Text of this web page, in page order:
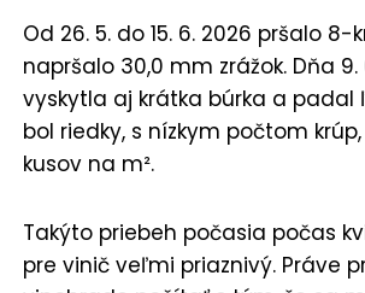
Od 26. 5. do 15. 6. 2026 pršalo
napršalo 30,0 mm zrážok. Dňa 9.
vyskytla aj krátka búrka a padal
bol riedky, s nízkym počtom krúp,
kusov na m².
Takýto priebeh počasia počas
pre vinič veľmi priaznivý. Práve